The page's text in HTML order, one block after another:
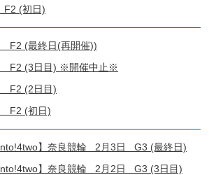
(初日)
F2 (最終日(再開催))
F2 (3日目) ※開催中止※
F2 (2日目)
F2 (初日)
】奈良競輪 2月3日 G3 (最終日)
】奈良競輪 2月2日 G3 (3日目)